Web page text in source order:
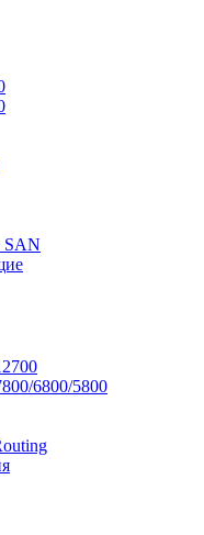
SAN
6800/5800